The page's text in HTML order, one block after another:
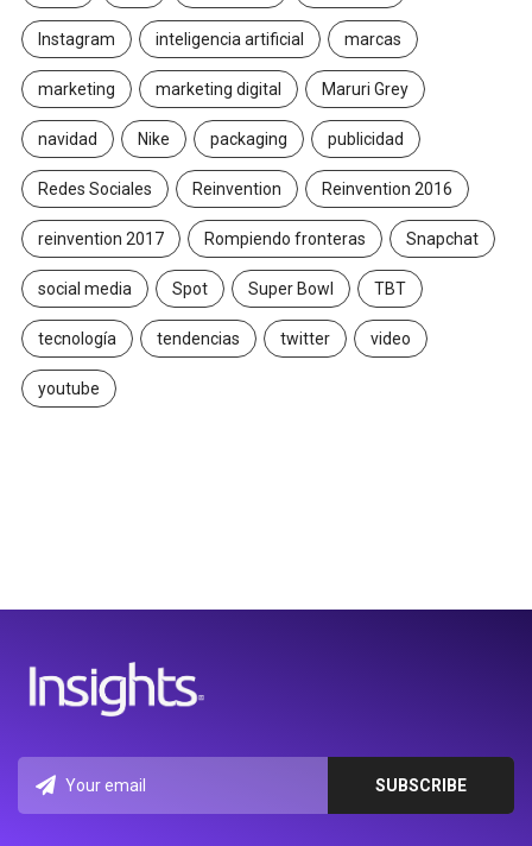
Instagram inteligencia artificial marcas
marketing marketing digital Maruri Grey
navidad Nike packaging publicidad
Redes Sociales Reinvention Reinvention 2016
reinvention 2017 Rompiendo fronteras Snapchat
social media Spot Super Bowl TBT
tecnología tendencias twitter video
youtube